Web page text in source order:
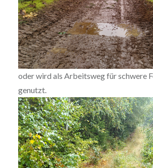
oder wird als Arbeitsweg für schwere
genutzt.